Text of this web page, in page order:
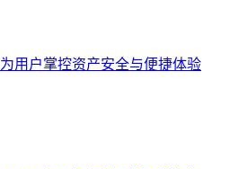
用户掌控资产安全与便捷体验